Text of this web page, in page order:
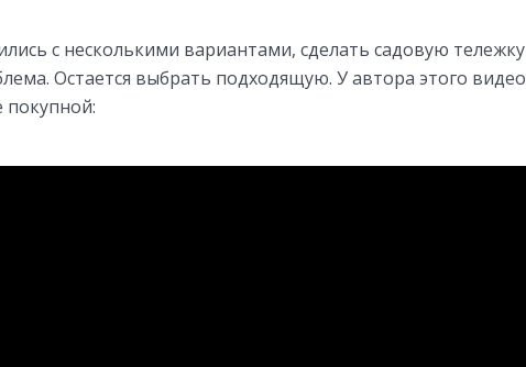
с несколькими вариантами, сделать садовую тележку
Остается выбрать подходящую. У автора этого видео
покупной: